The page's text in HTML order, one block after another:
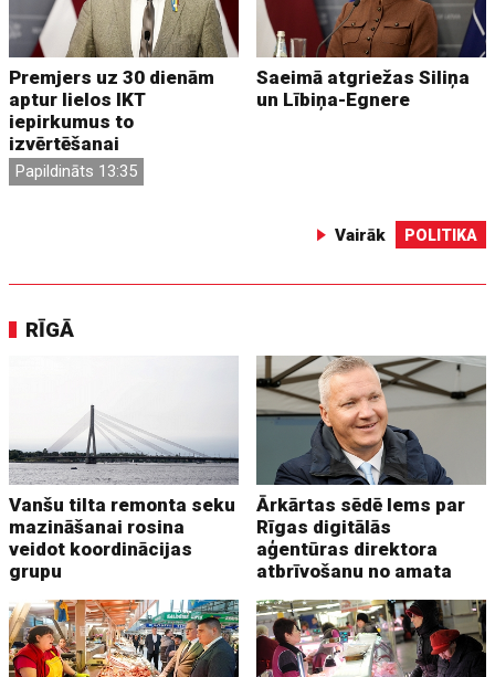
Premjers uz 30 dienām
aptur lielos IKT
iepirkumus to
izvērtēšanai
Papildināts 13:35
Saeimā atgriežas Siliņa
un Lībiņa-Egnere
Vairāk POLITIKA
RĪGĀ
Vanšu tilta remonta seku
mazināšanai rosina
veidot koordinācijas
grupu
Ārkārtas sēdē lems par
Rīgas digitālās
aģentūras direktora
atbrīvošanu no amata